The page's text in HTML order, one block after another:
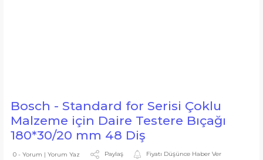
Bosch - Standard for Serisi Çoklu
Malzeme için Daire Testere Bıçağı
180*30/20 mm 48 Diş
0 - Yorum | Yorum Yaz Paylaş Fiyatı Düşünce Haber Ver